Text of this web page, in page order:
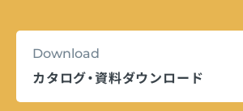
Download
カタログ・資料ダウンロード